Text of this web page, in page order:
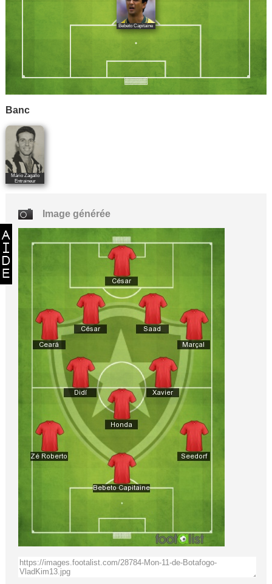
Bebeto Capitaine
Banc
Mário Zagallo
Entraineur
Image générée